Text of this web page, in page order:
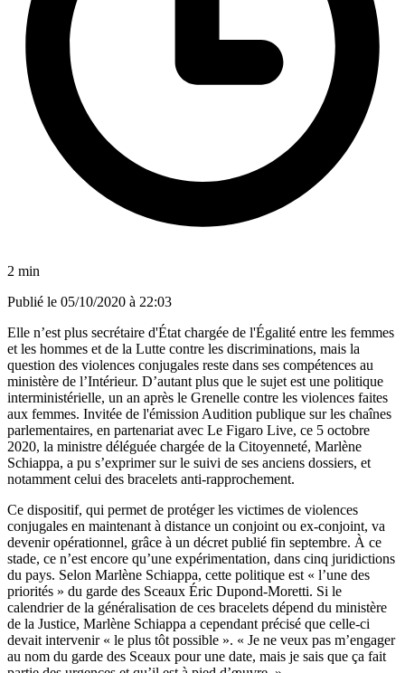
2 min
Publié le 05/10/2020 à 22:03
Elle n’est plus secrétaire d'État chargée de l'Égalité entre les femmes
et les hommes et de la Lutte contre les discriminations, mais la
question des violences conjugales reste dans ses compétences au
ministère de l’Intérieur. D’autant plus que le sujet est une politique
interministérielle, un an après le Grenelle contre les violences faites
aux femmes. Invitée de l'émission Audition publique sur les chaînes
parlementaires, en partenariat avec Le Figaro Live, ce 5 octobre
2020, la ministre déléguée chargée de la Citoyenneté, Marlène
Schiappa, a pu s’exprimer sur le suivi de ses anciens dossiers, et
notamment celui des bracelets anti-rapprochement.
Ce dispositif, qui permet de protéger les victimes de violences
conjugales en maintenant à distance un conjoint ou ex-conjoint, va
devenir opérationnel, grâce à un décret publié fin septembre. À ce
stade, ce n’est encore qu’une expérimentation, dans cinq juridictions
du pays. Selon Marlène Schiappa, cette politique est « l’une des
priorités » du garde des Sceaux Éric Dupond-Moretti. Si le
calendrier de la généralisation de ces bracelets dépend du ministère
de la Justice, Marlène Schiappa a cependant précisé que celle-ci
devait intervenir « le plus tôt possible ». « Je ne veux pas m’engager
au nom du garde des Sceaux pour une date, mais je sais que ça fait